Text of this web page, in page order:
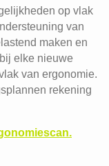
op vlak
van
maken en
elke nieuwe
van ergonomie.
rekening